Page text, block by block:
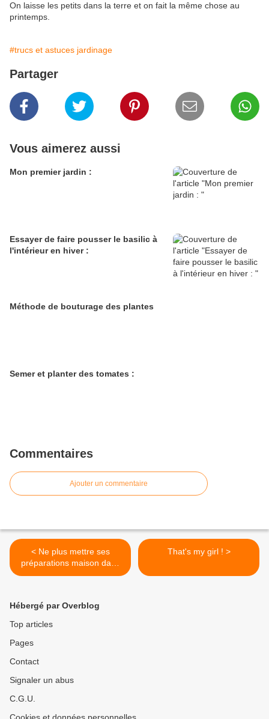
On laisse les petits dans la terre et on fait la même chose au
printemps.
#trucs et astuces jardinage
Partager
Vous aimerez aussi
Mon premier jardin :
Essayer de faire pousser le basilic à
l'intérieur en hiver :
Méthode de bouturage des plantes
Semer et planter des tomates :
Commentaires
Ajouter un commentaire
< Ne plus mettre ses
préparations maison dans
des bouteilles plastiques
That's my girl ! >
Hébergé par Overblog
Top articles
Pages
Contact
Signaler un abus
C.G.U.